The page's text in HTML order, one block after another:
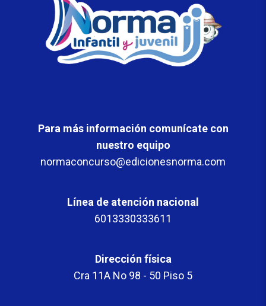
Para más información comunícate con
nuestro equipo
normaconcurso@edicionesnorma.com
Línea de atención nacional
6013330333611
Dirección física
Cra 11A No 98 - 50 Piso 5